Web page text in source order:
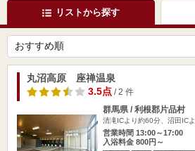
リストから探す
丸沼高原 座禅温泉
3.5点/ 2 件
群馬県 / 利根郡片品村
清滝ICより約60分、沼田IC
営業時間 13:00～17:00
入浴料金 800円～